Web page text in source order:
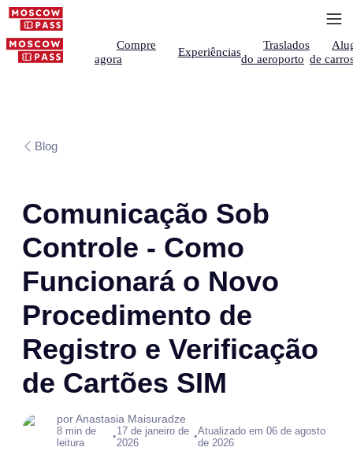
Compre
agora
Experiências
Traslados
do aeroporto de
Blog
Comunicação Sob
Controle - Como
Funcionará o Novo
Procedimento de
Registro e Verificação
de Cartões SIM
por Anastasia Maisuradze
8 min de
leitura
•17 de janeiro de
2026
•Atualizado em 06 de agosto
de 2026